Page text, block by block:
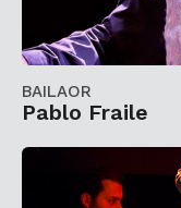
BAILAOR
Pablo Fraile